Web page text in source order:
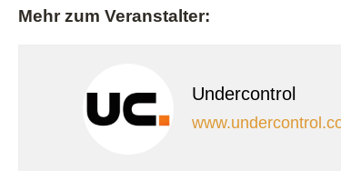
Mehr zum Veranstalter:
Undercontrol